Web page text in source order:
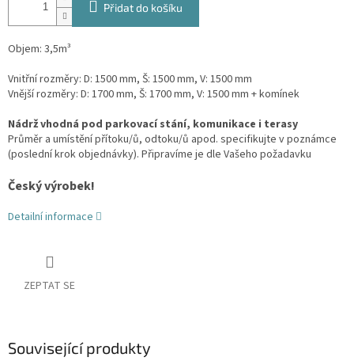
Přidat do košíku
Objem: 3,5m³
Vnitřní rozměry: D: 1500 mm, Š: 1500 mm, V: 1500 mm
Vnější rozměry: D: 1700 mm, Š: 1700 mm, V: 1500 mm + komínek
Nádrž vhodná pod parkovací stání, komunikace i terasy
Průměr a umístění přítoku/ů, odtoku/ů apod. specifikujte v poznámce
(poslední krok objednávky). Připravíme je dle Vašeho požadavku
Český výrobek!
Detailní informace
ZEPTAT SE
Související produkty